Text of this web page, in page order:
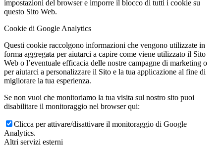
impostazioni del browser e imporre il blocco di tutti i cookie su
questo Sito Web.
Cookie di Google Analytics
Questi cookie raccolgono informazioni che vengono utilizzate in
forma aggregata per aiutarci a capire come viene utilizzato il Sito
Web o l’eventuale efficacia delle nostre campagne di marketing o
per aiutarci a personalizzare il Sito e la tua applicazione al fine di
migliorare la tua esperienza.
Se non vuoi che monitoriamo la tua visita sul nostro sito puoi
disabilitare il monitoraggio nel browser qui:
Clicca per attivare/disattivare il monitoraggio di Google
Analytics.
Altri servizi esterni